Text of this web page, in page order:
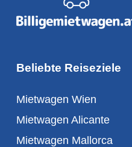
Beliebte Reiseziele
Mietwagen Wien
Mietwagen Alicante
Mietwagen Mallorca